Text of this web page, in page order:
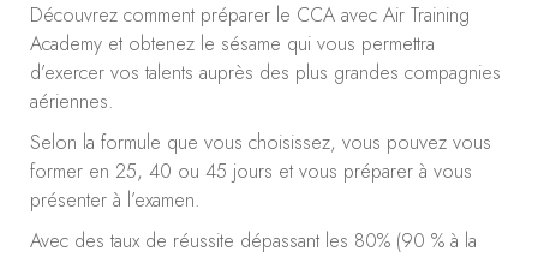
Découvrez comment préparer le CCA avec Air Training
Academy et obtenez le sésame qui vous permettra
d’exercer vos talents auprès des plus grandes compagnies
aériennes.
Selon la formule que vous choisissez, vous pouvez vous
former en 25, 40 ou 45 jours et vous préparer à vous
présenter à l’examen.
Avec des taux de réussite dépassant les 80% (90 % à la